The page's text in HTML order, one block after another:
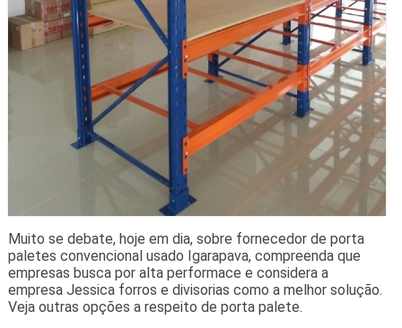
Muito se debate, hoje em dia, sobre fornecedor de porta
paletes convencional usado Igarapava, compreenda que
empresas busca por alta performace e considera a
empresa Jessica forros e divisorias como a melhor solução.
Veja outras opções a respeito de porta palete.